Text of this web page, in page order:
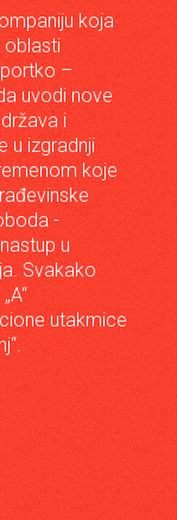
koja
oblasti
–
uvodi nove
i
u izgradnji
koje
-
u
Svakako
utakmice